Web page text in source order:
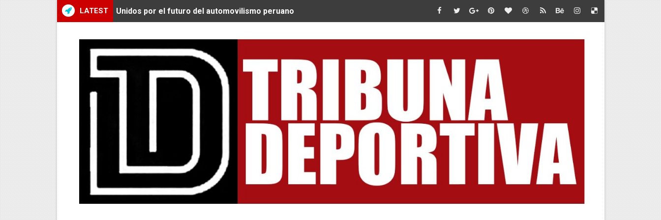
LATEST Unidos por el futuro del automovilismo peruano
Radamel Falcao: “Espero seguir construyendo un legado que inspire a nuevas generaciones de jóvenes”
MARATÓN DE LIMA: EL CHEQUEO MÉDICO COMO LA VERDADERA CLAVE PARA CRUZAR LA META
CLAUDIO PIZARRO: "YO ESPERABA MUCHO MÁS DE CHEMO"
URUBAMBA CORONÓ A LOS ARGENTINOS GAJDOSECH Y CALDERÓN COMO LOS MEJORES DEL AMERICAN SERIES SANTÍSIMO DOWNHILL 2026
SANTÍSIMO DOWNHILL 2026: CICLISTAS DE TODO EL CONTINENTE LLEGAN A URUBAMBA POR CUPO AL MUNDIAL
Se inauguró el Campeonato Nacional Sub 15 de Vóley Masculino en la VIDENA
ÁNGELO CARO SE CONSAGRA SUBCAMPEÓN MUNDIAL EN SKATEBOARDING